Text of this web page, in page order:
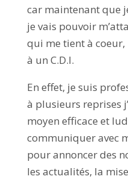
car maintenant que
je vais pouvoir
qui me tient à
à un C.D.I.
En effet, je suis
à plusieurs reprises
moyen efficace et
communiquer avec
pour annoncer des
les actualités, la